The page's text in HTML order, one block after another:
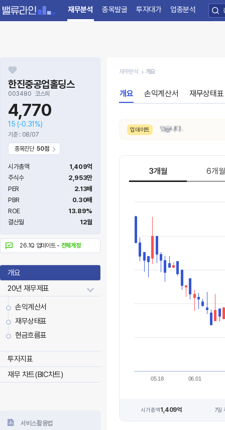
재무분석 종목발굴 투자대가 업종분석
한진중공업홀딩스
003480 코스피
4,770
15 (-0.31%)
기준 : 08/07
종목진단50점
시가총액
1,409억
주식수
2,953만
PER
2.13배
PBR
0.30배
ROE
13.89%
결산월
12월
26.1Q 업데이트 - 전체계정
개요
20년 재무제표
손익계산서
재무상태표
현금흐름표
투자지표
재무 차트(BIC차트)
서비스활용법
재무분석 개요
개요 손익계산서 재무상태표
업데이트
으로 변동되었습니다.
3개월 6개월
05.18 06.01
시가총액1,409억 7일